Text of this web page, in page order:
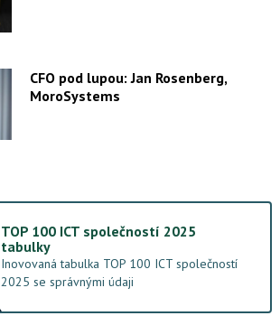
CFO pod lupou: Jan Rosenberg,
MoroSystems
TOP 100 ICT společností 2025
tabulky
Inovovaná tabulka TOP 100 ICT společností
2025 se správnými údaji